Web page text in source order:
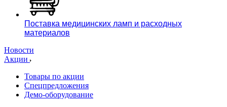
Поставка медицинских ламп и расходных
материалов
Новости
Акции
Товары по акции
Спецпредложения
Демо-оборудование